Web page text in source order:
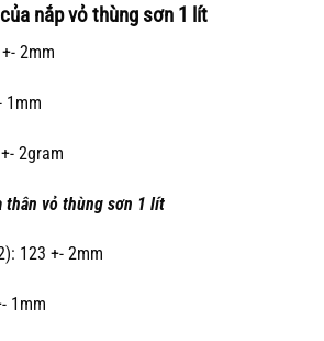
nắp vỏ thùng sơn 1 lít
2mm
1mm
2gram
thân vỏ thùng sơn 1 lít
123 +- 2mm
1mm